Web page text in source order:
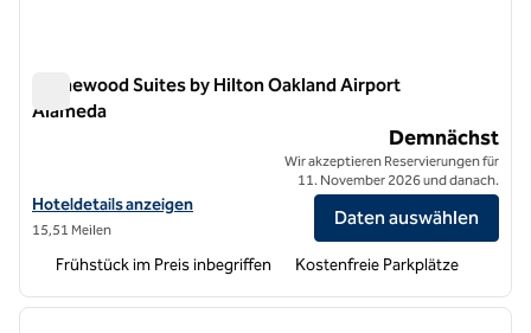
Homewood Suites by Hilton Oakland Airport
Alameda
Homewood Suites by Hilton Oakland Airport Alameda
Hoteldetails für Homewood Suites by Hilton Oakland Airport
Hoteldetails anzeigen
15,51 Meilen
Demnächst
Wir akzeptieren Reservierungen für
11. November 2026 und danach.
Daten auswählen
Frühstück im Preis inbegriffen Kostenfreie Parkplätze
1 von 12